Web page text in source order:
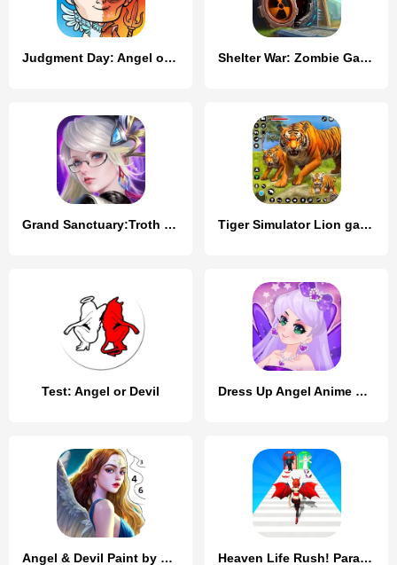
Judgment Day: Angel of God Shelter War: Zombie Games
Grand Sanctuary:Troth of Angel Tiger Simulator Lion games 3D
Test: Angel or Devil Dress Up Angel Anime Girl Game
Angel & Devil Paint by Number Heaven Life Rush! Paradise Run